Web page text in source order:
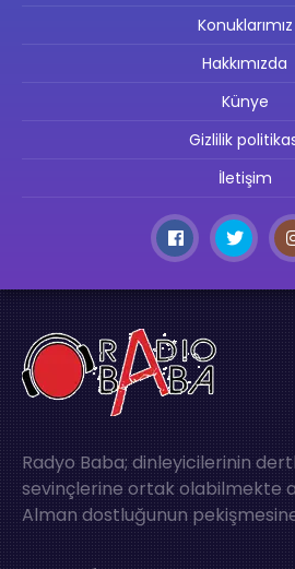
Konuklarımız
Hakkımızda
Künye
Gizlilik
İletişim
Radyo Baba; dinleyicilerinin
sevinçlerine ortak olabilmekte
Alman dostluğunun